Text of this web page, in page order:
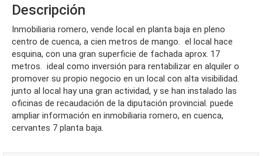
Descripción
inmobiliaria romero, vende local en planta baja en pleno
centro de cuenca, a cien metros de mango. el local hace
esquina, con una gran superficie de fachada aprox. 17
metros. ideal como inversión para rentabilizar en alquiler o
promover su propio negocio en un local con alta visibilidad.
junto al local hay una gran actividad, y se han instalado las
oficinas de recaudación de la diputación provincial. puede
ampliar información en inmobiliaria romero, en cuenca,
cervantes 7 planta baja.